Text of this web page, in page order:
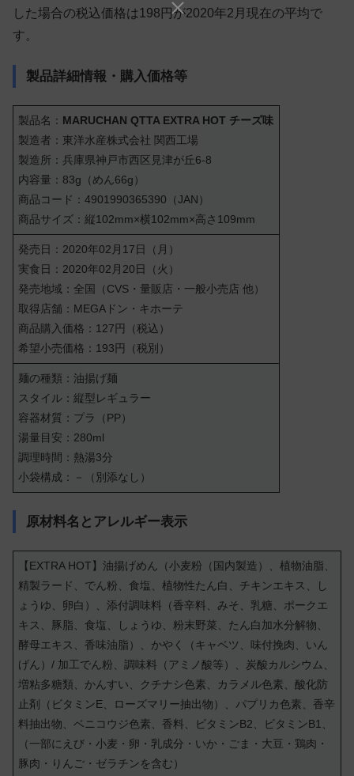
した場合の税込価格は198円が2020年2月現在の平均で
す。
製品詳細情報・購入価格等
製品名： MARUCHAN QTTA EXTRA HOT チーズ味
製造者：東洋水産株式会社 関西工場
製造所：兵庫県神戸市西区見津が丘6-8
内容量：83g（めん66g）
商品コード：4901990365390（JAN）
商品サイズ：縦102mm×横102mm×高さ109mm
発売日：2020年02月17日（月）
実食日：2020年02月20日（火）
発売地域：全国（CVS・量販店・一般小売店 他）
取得店舗：MEGAドン・キホーテ
商品購入価格：127円（税込）
希望小売価格：193円（税別）
麺の種類：油揚げ麺
スタイル：縦型レギュラー
容器材質：プラ（PP）
湯量目安：280ml
調理時間：熱湯3分
小袋構成：－（別添なし）
原材料名とアレルギー表示
【EXTRA HOT】油揚げめん（小麦粉（国内製造）、植物油脂、
精製ラード、でん粉、食塩、植物性たん白、チキンエキス、し
ょうゆ、卵白）、添付調味料（香辛料、みそ、乳糖、ポークエ
キス、豚脂、食塩、しょうゆ、粉末野菜、たん白加水分解物、
酵母エキス、香味油脂）、かやく（キャベツ、味付挽肉、いん
げん）/ 加工でん粉、調味料（アミノ酸等）、炭酸カルシウム、
増粘多糖類、かんすい、クチナシ色素、カラメル色素、酸化防
止剤（ビタミンE、ローズマリー抽出物）、パプリカ色素、香辛
料抽出物、ベニコウジ色素、香料、ビタミンB2、ビタミンB1、
（一部にえび・小麦・卵・乳成分・いか・ごま・大豆・鶏肉・
豚肉・りんご・ゼラチンを含む）